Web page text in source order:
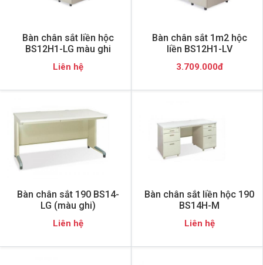
Bàn chân sắt liền hộc
BS12H1-LG màu ghi
Liên hệ
Bàn chân sắt 1m2 hộc
liền BS12H1-LV
3.709.000đ
Bàn chân sắt 190 BS14-
LG (màu ghi)
Liên hệ
Bàn chân sắt liền hộc 190
BS14H-M
Liên hệ